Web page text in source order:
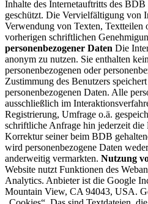
Inhalte des Internetauftritts des
geschützt. Die Vervielfältigung von
Verwendung von Texten, Textteilen
vorherigen schriftlichen
personenbezogener Daten Die
anonym zu nutzen. Sie enthalten
personenbezogenen oder
Zustimmung des Benutzers
personenbezogenen Daten. Alle
ausschließlich im
Registrierung, Umfrage o.ä.
schriftliche Anfrage hin jederzeit
Korrektur seiner beim BDB
wird personenbezogene Daten
anderweitig vermarkten. Nutzung
Website nutzt Funktionen des
Analytics. Anbieter ist die Google
Mountain View, CA 94043, USA.